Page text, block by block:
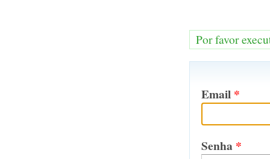
Por favor
Email *
Senha *